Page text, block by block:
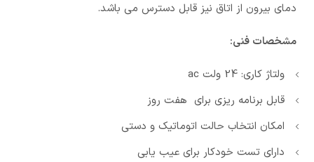
دمای بیرون از اتاق نیز قابل دسترس می باشد.
مشخصات فنی:
ولتاژ کاری: 24 ولت ac
قابل برنامه ریزی برای هفت روز
امکان انتخاب حالت اتوماتیک و دستی
دارای تست خودکار برای عیب یابی